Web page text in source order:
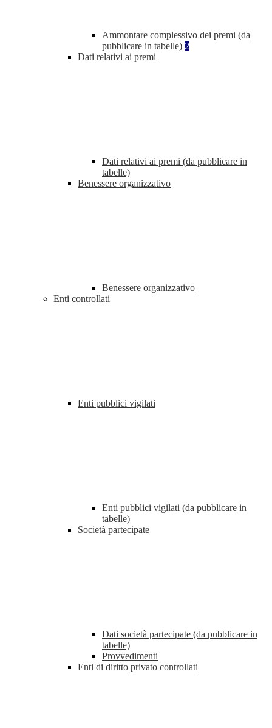
Ammontare complessivo dei premi (da
pubblicare in tabelle) 2
Dati relativi ai premi
Dati relativi ai premi (da pubblicare in
tabelle)
Benessere organizzativo
Benessere organizzativo
Enti controllati
Enti pubblici vigilati
Enti pubblici vigilati (da pubblicare in
tabelle)
Società partecipate
Dati società partecipate (da pubblicare in
tabelle)
Provvedimenti
Enti di diritto privato controllati